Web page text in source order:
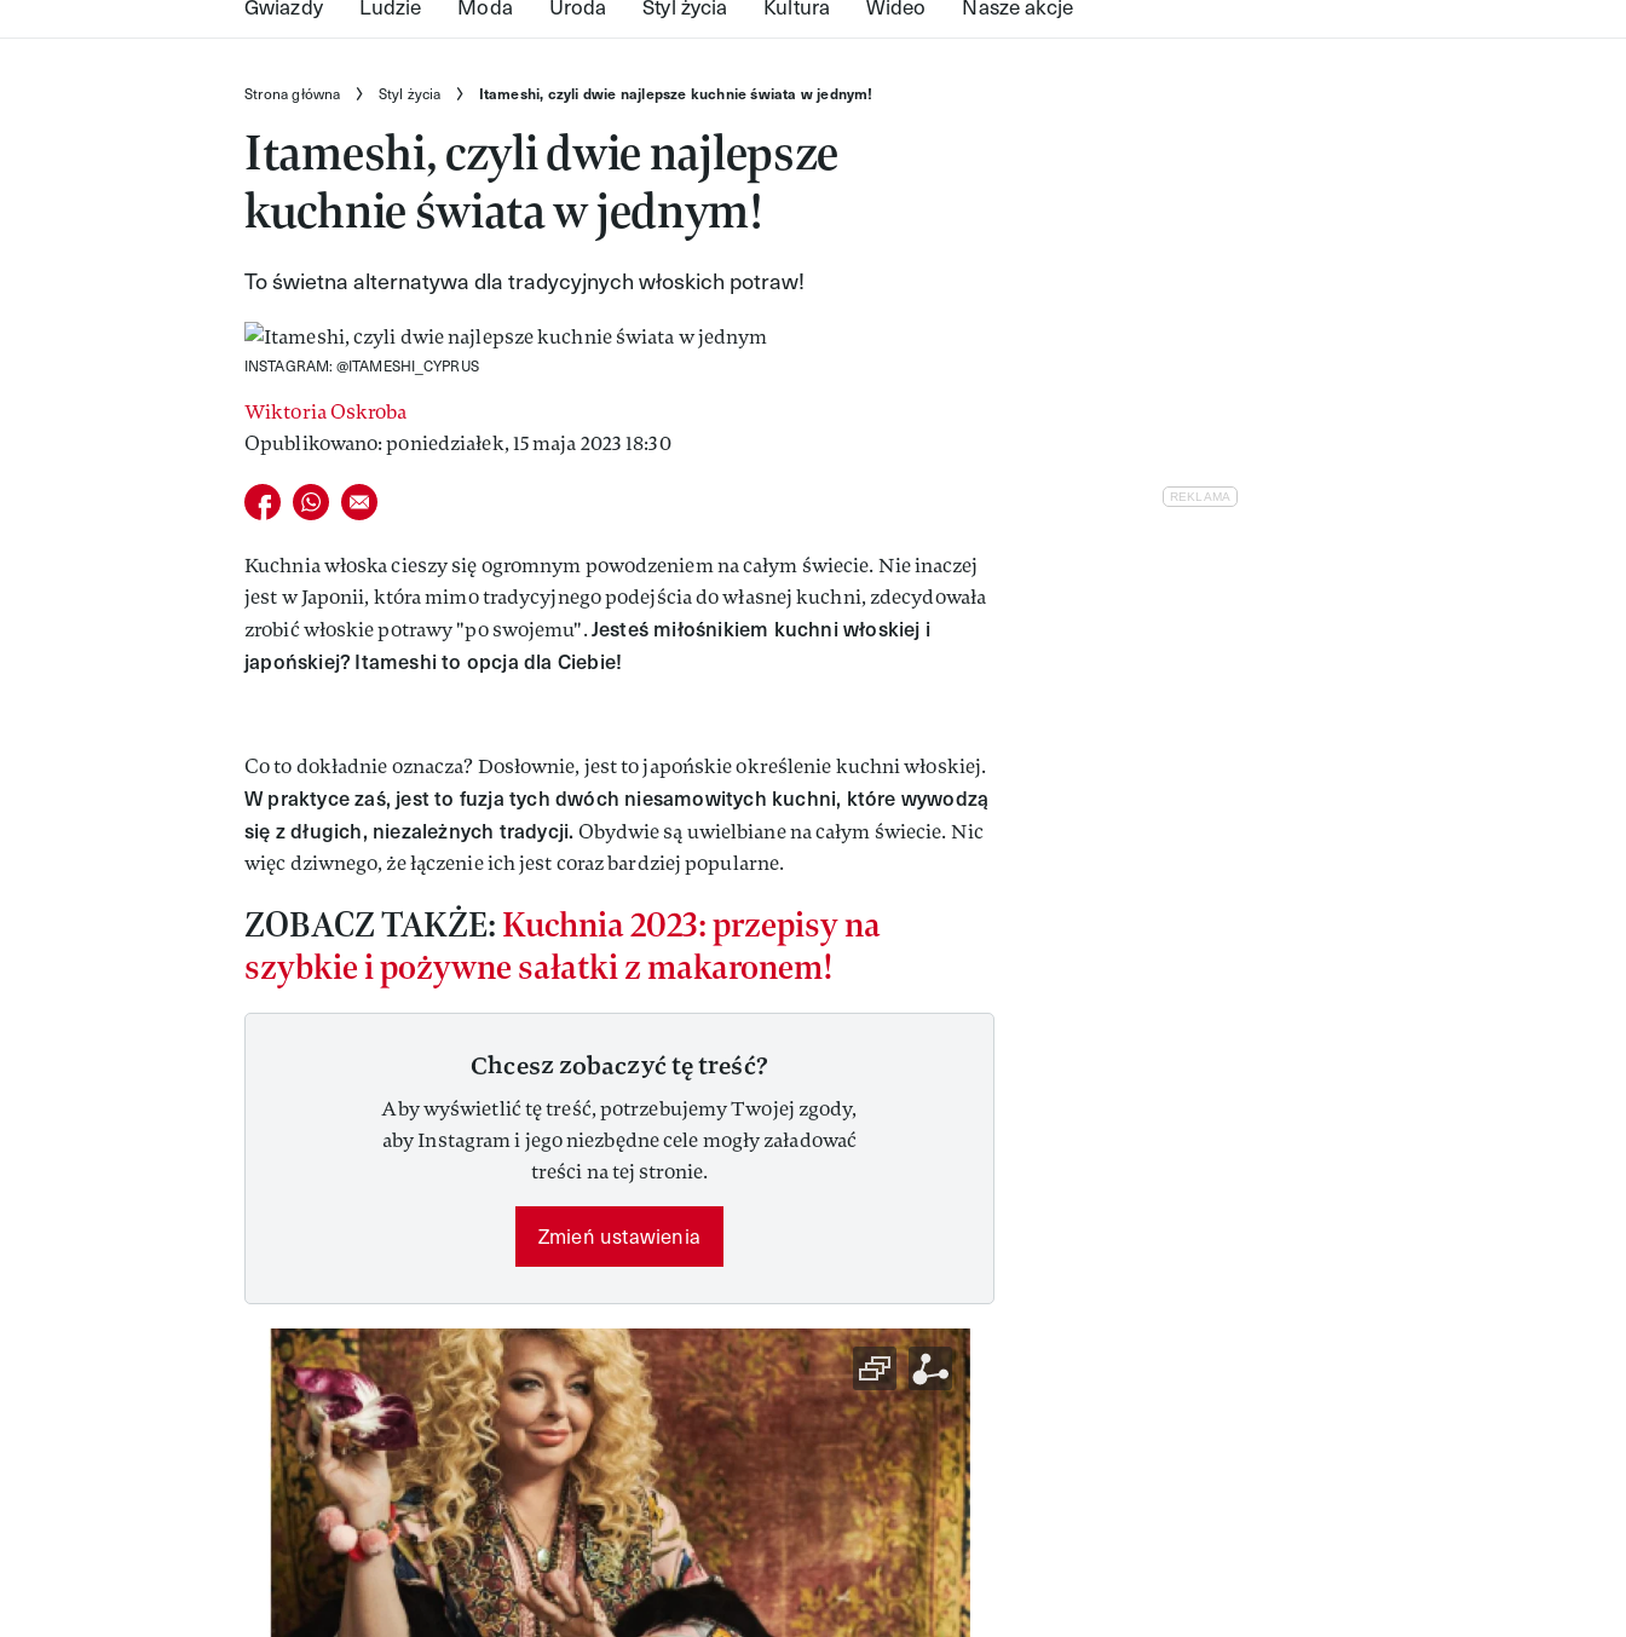
Strona główna Styl życia Itameshi, czyli dwie najlepsze kuchnie świata w jednym!
Itameshi, czyli dwie najlepsze
kuchnie świata w jednym!
To świetna alternatywa dla tradycyjnych włoskich potraw!
INSTAGRAM: @ITAMESHI_CYPRUS
Wiktoria Oskroba
Opublikowano: poniedziałek, 15 maja 2023 18:30
Udostępnij na facebook
Udostępnij na whatsapp
E-mail do przyjaciela
Kuchnia włoska cieszy się ogromnym powodzeniem na całym świecie. Nie inaczej
jest w Japonii, która mimo tradycyjnego podejścia do własnej kuchni, zdecydowała
zrobić włoskie potrawy "po swojemu".Jesteś miłośnikiem kuchni włoskiej i
japońskiej? Itameshi to opcja dla Ciebie!
Co to dokładnie oznacza? Dosłownie, jest to japońskie określenie kuchni włoskiej.
W praktyce zaś, jest to fuzja tych dwóch niesamowitych kuchni, które wywodzą
się z długich, niezależnych tradycji. Obydwie są uwielbiane na całym świecie. Nic
więc dziwnego, że łączenie ich jest coraz bardziej popularne.
ZOBACZ TAKŻE:Kuchnia 2023: przepisy na
szybkie i pożywne sałatki z makaronem!
Chcesz zobaczyć tę treść?
Aby wyświetlić tę treść, potrzebujemy Twojej zgody,
aby Instagram i jego niezbędne cele mogły załadować
treści na tej stronie.
Zmień ustawienia